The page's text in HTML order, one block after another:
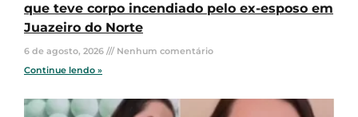
que teve corpo incendiado pelo ex-esposo em
Juazeiro do Norte
6 de agosto, 2026
Nenhum comentário
Continue lendo »